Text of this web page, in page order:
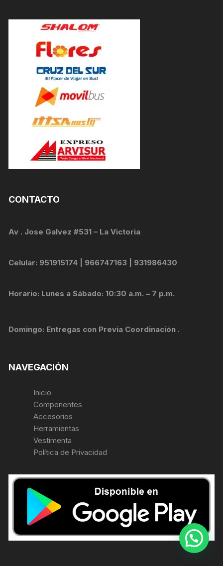
CONTACTO
Av . Jose Galvez #531 – La Victoria
Celular: 951915174 | 966747163 | 931986430
Horario: Lunes a Sábado: 10:30 a.m. – 7 p.m.
Domingo: Entregas con Previa Coordinación .
NAVEGACIÓN
Inicio
Componentes
Accesorios
Herramientas
Vestimenta
Política de Privacidad